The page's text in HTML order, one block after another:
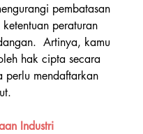
pembatasan
peraturan
Artinya, kamu
hak cipta secara
perlu mendaftarkan
Industri